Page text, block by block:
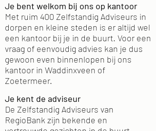
Je bent welkom bij ons op kantoor
Met ruim 400 Zelfstandig Adviseurs in
dorpen en kleine steden is er altijd wel
een kantoor bij je in de buurt. Voor een
vraag of eenvoudig advies kan je dus
gewoon even binnenlopen bij ons
kantoor in Waddinxveen of
Zoetermeer.
Je kent de adviseur
De Zelfstandig Adviseurs van
RegioBank zijn bekende en